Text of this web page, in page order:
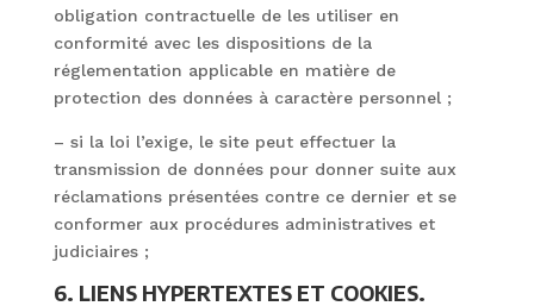
obligation contractuelle de les utiliser en
conformité avec les dispositions de la
réglementation applicable en matière de
protection des données à caractère personnel ;
– si la loi l’exige, le site peut effectuer la
transmission de données pour donner suite aux
réclamations présentées contre ce dernier et se
conformer aux procédures administratives et
judiciaires ;
6. LIENS HYPERTEXTES ET COOKIES.